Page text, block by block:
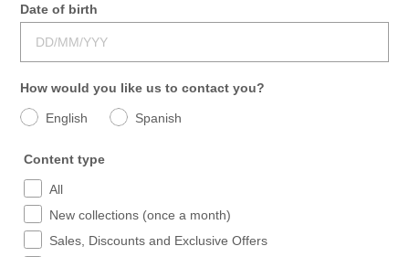
Date of birth
How would you like us to contact you?
English Spanish
Content type
All
New collections (once a month)
Sales, Discounts and Exclusive Offers